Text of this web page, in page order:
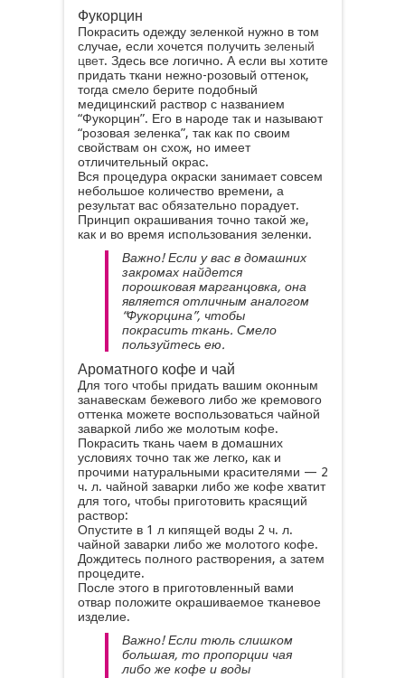
Фукорцин
Покрасить одежду зеленкой нужно в том
случае, если хочется получить зеленый
цвет. Здесь все логично. А если вы хотите
придать ткани нежно-розовый оттенок,
тогда смело берите подобный
медицинский раствор с названием
“Фукорцин”. Его в народе так и называют
“розовая зеленка”, так как по своим
свойствам он схож, но имеет
отличительный окрас.
Вся процедура окраски занимает совсем
небольшое количество времени, а
результат вас обязательно порадует.
Принцип окрашивания точно такой же,
как и во время использования зеленки.
Важно! Если у вас в домашних
закромах найдется
порошковая марганцовка, она
является отличным аналогом
“Фукорцина”, чтобы
покрасить ткань. Смело
пользуйтесь ею.
Ароматного кофе и чай
Для того чтобы придать вашим оконным
занавескам бежевого либо же кремового
оттенка можете воспользоваться чайной
заваркой либо же молотым кофе.
Покрасить ткань чаем в домашних
условиях точно так же легко, как и
прочими натуральными красителями — 2
ч. л. чайной заварки либо же кофе хватит
для того, чтобы приготовить красящий
раствор:
Опустите в 1 л кипящей воды 2 ч. л.
чайной заварки либо же молотого кофе.
Дождитесь полного растворения, а затем
процедите.
После этого в приготовленный вами
отвар положите окрашиваемое тканевое
изделие.
Важно! Если тюль слишком
большая, то пропорции чая
либо же кофе и воды